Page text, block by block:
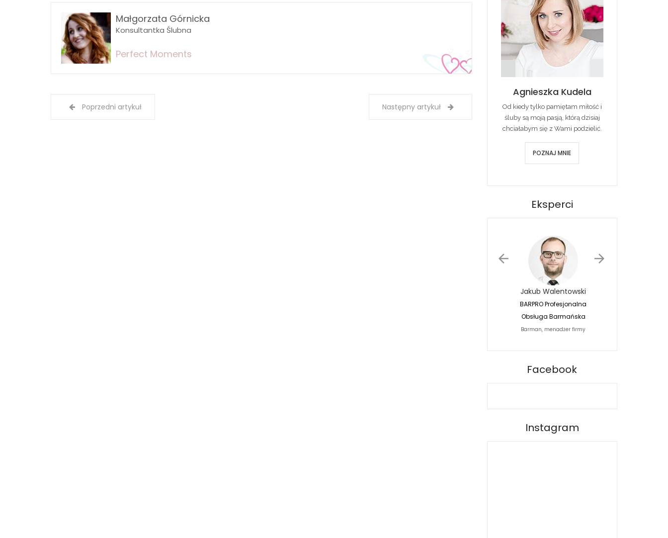
Małgorzata Górnicka
Konsultantka Ślubna
Perfect Moments
Poprzedni artykuł Następny artykuł
Agnieszka Kudela
Od kiedy tylko pamiętam miłość i
śluby są moją pasją, którą dzisiaj
chciałabym się z Wami podzielić.
POZNAJ MNIE
Eksperci
Jakub Walentowski
BARPRO Profesjonalna
Obsługa Barmańska
Barman, menadżer firmy
Facebook
Instagram